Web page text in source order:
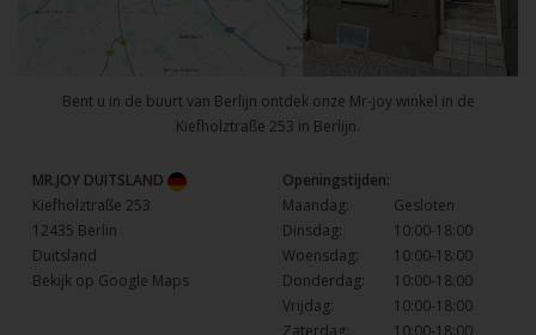
Bent u in de buurt van Berlijn ontdek onze Mr-joy winkel in de
Kiefholztraße 253 in Berlijn.
MR.JOY DUITSLAND
Kiefholztraße 253
12435 Berlin
Duitsland
Bekijk op Google Maps
Openingstijden:
Maandag:
Gesloten
Dinsdag:
10:00-18:00
Woensdag:
10:00-18:00
Donderdag:
10:00-18:00
Vrijdag:
10:00-18:00
Zaterdag:
10:00-18:00